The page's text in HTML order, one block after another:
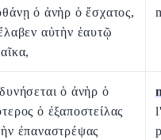
ὁ ἀνὴρ ὁ ἔσχατος,
αὐτὴν ἑαυτῷ
ὁ ἀνὴρ ὁ
ὁ ἐξαποστείλας
ἐπαναστρέψας